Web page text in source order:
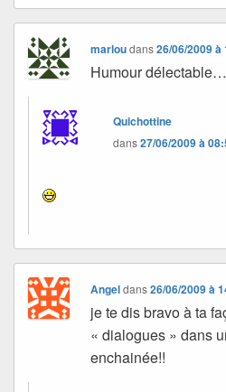
marloudans26/06/2009 à
Humour délectable…
Quichottine
dans27/06/2009 à
Angeldans26/06/2009 à
je te dis bravo à ta
« dialogues » dans
enchainée!!